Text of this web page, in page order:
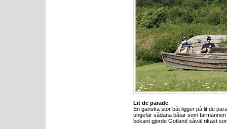
Lit de parade
En ganska stor båt ligger på lit de
ungefär sådana båtar som
bekant gjorde Gotland såväl rikast